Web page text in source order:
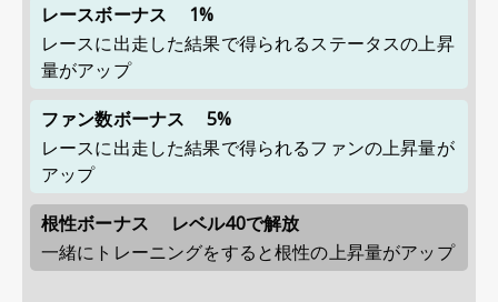
レースボーナス
1%
レースに出走した結果で得られるステータスの上昇
量がアップ
ファン数ボーナス
5%
レースに出走した結果で得られるファンの上昇量が
アップ
根性ボーナス
レベル40で解放
一緒にトレーニングをすると根性の上昇量がアップ